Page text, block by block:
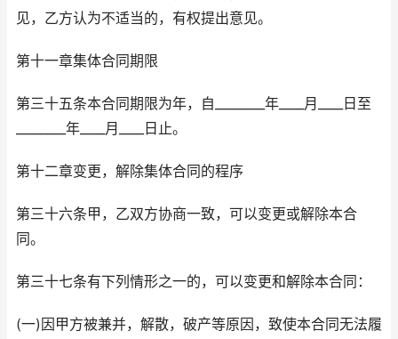
见，乙方认为不适当的，有权提出意见。
第十一章集体合同期限
第三十五条本合同期限为年，自________年____月____日至
________年____月____日止。
第十二章变更，解除集体合同的程序
第三十六条甲，乙双方协商一致，可以变更或解除本合
同。
第三十七条有下列情形之一的，可以变更和解除本合同：
(一)因甲方被兼并，解散，破产等原因，致使本合同无法履